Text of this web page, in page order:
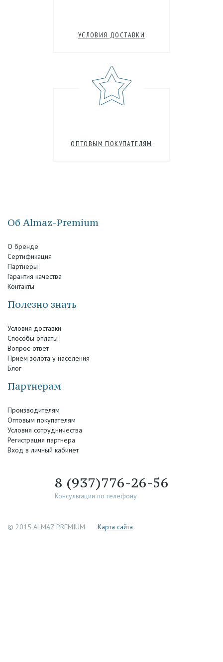
УСЛОВИЯ ДОСТАВКИ
ОПТОВЫМ ПОКУПАТЕЛЯМ
Об Almaz-Premium
О бренде
Сертификация
Партнеры
Гарантия качества
Контакты
Полезно знать
Условия доставки
Способы оплаты
Вопрос-ответ
Прием золота у населения
Блог
Партнерам
Производителям
Оптовым покупателям
Условия сотрудничества
Регистрация партнера
Вход в личный кабинет
8 (937)776-26-56
Консультации по телефону
© 2015 ALMAZ PREMIUM Каpта сайта